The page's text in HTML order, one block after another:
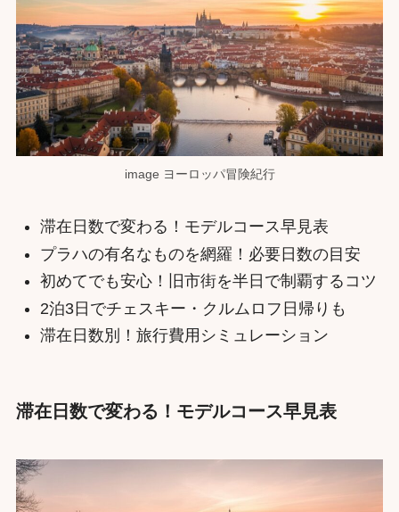
image ヨーロッパ冒険紀行
滞在日数で変わる！モデルコース早見表
プラハの有名なものを網羅！必要日数の目安
初めてでも安心！旧市街を半日で制覇するコツ
2泊3日でチェスキー・クルムロフ日帰りも
滞在日数別！旅行費用シミュレーション
滞在日数で変わる！モデルコース早見表